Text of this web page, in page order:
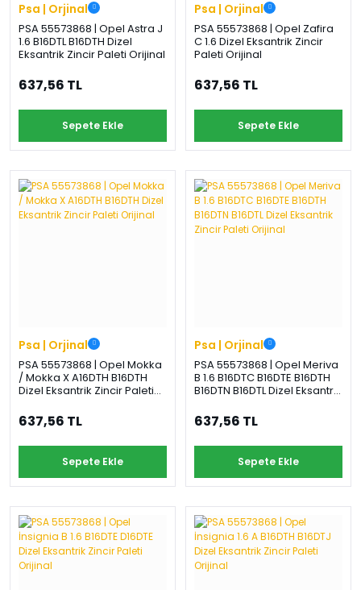
Psa | Orjinal
PSA 55573868 | Opel Astra J
1.6 B16DTL B16DTH Dizel
Eksantrik Zincir Paleti Orijinal
637,56 TL
Sepete Ekle
Psa | Orjinal
PSA 55573868 | Opel Zafira
C 1.6 Dizel Eksantrik Zincir
Paleti Orijinal
637,56 TL
Sepete Ekle
Psa | Orjinal
PSA 55573868 | Opel Mokka
/ Mokka X A16DTH B16DTH
Dizel Eksantrik Zincir Paleti
637,56 TL
Sepete Ekle
Psa | Orjinal
PSA 55573868 | Opel Meriva
B 1.6 B16DTC B16DTE B16DTH
B16DTN B16DTL Dizel Eksantrik
637,56 TL
Sepete Ekle